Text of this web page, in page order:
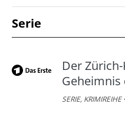
Serie
Der
Geheimnis
SERIE,